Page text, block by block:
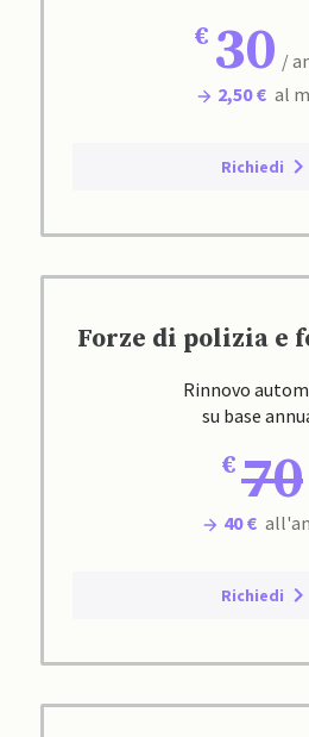
30 /
2,50 € al
Richiedi
Forze di polizia e
Rinnovo
su base
70
40 €
Richiedi